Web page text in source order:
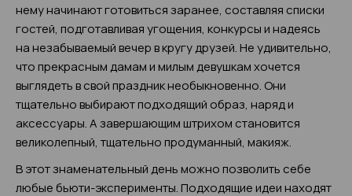
нему начинают готовиться заранее, составляя списки
гостей, подготавливая угощения, конкурсы и надеясь
на незабываемый вечер в кругу друзей. Не удивительно,
что прекрасным дамам и милым девушкам хочется
выглядеть в свой праздник необыкновенно. Они
тщательно выбирают подходящий образ, наряд и
аксессуары. А завершающим штрихом становится
великолепный, тщательно продуманный, макияж.
В этот знаменательный день можно позволить себе
любые бьюти-эксперименты. Подходящие идеи находят